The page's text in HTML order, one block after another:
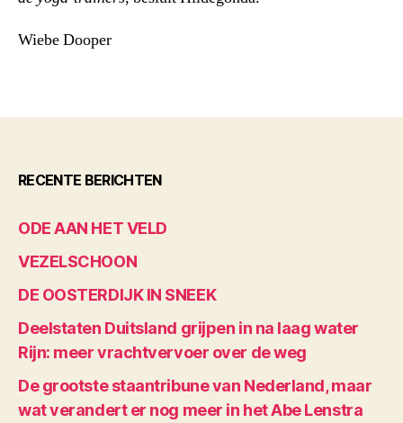
Wiebe Dooper
RECENTE BERICHTEN
ODE AAN HET VELD
VEZELSCHOON
DE OOSTERDIJK IN SNEEK
Deelstaten Duitsland grijpen in na laag water
Rijn: meer vrachtvervoer over de weg
De grootste staantribune van Nederland, maar
wat verandert er nog meer in het Abe Lenstra